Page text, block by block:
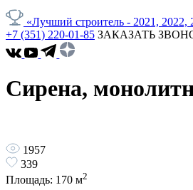
«Лучший строитель - 2021, 2022,
+7 (351) 220-01-85 ЗАКАЗАТЬ
Сирена,
1957
339
Площадь: 170 м2